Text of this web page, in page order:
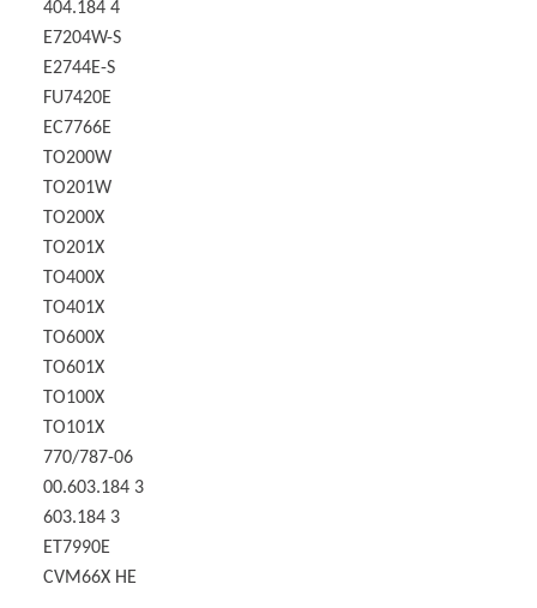
404.184 4
E7204W-S
E2744E-S
FU7420E
EC7766E
TO200W
TO201W
TO200X
TO201X
TO400X
TO401X
TO600X
TO601X
TO100X
TO101X
770/787-06
00.603.184 3
603.184 3
ET7990E
CVM66X HE